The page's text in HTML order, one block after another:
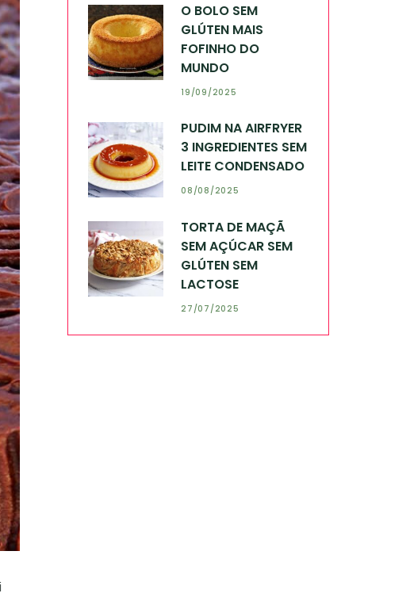
O BOLO SEM
GLÚTEN MAIS
FOFINHO DO
MUNDO
19/09/2025
PUDIM NA AIRFRYER
3 INGREDIENTES SEM
LEITE CONDENSADO
08/08/2025
TORTA DE MAÇÃ
SEM AÇÚCAR SEM
GLÚTEN SEM
LACTOSE
27/07/2025